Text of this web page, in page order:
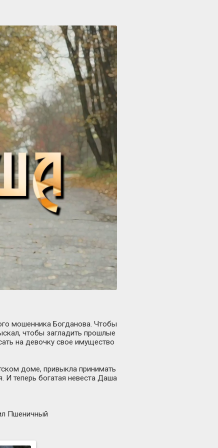
мошенника Богданова. Чтобы
чтобы загладить прошлые
на девочку свое имущество
доме, привыкла принимать
И теперь богатая невеста Даша
Пшеничный